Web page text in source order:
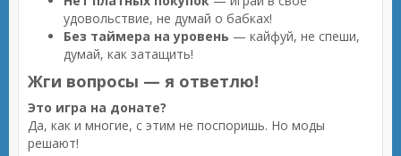
удовольствие, не думай о бабках!
Без таймера на уровень — кайфуй, не спеши,
думай, как затащить!
Жги вопросы — я ответлю!
Это игра на донате?
Да, как и многие, с этим не поспоришь. Но моды
решают!